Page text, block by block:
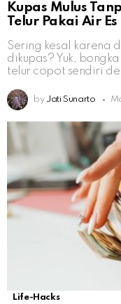
Kupas Mulus
Telur Pakai Air Es
Sering kesal karena
dikupas? Yuk,
telur copot sendiri
by Jati Sunarto
Life-Hacks